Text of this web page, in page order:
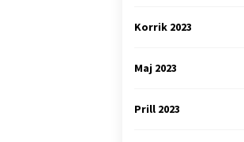
Korrik 2023
Maj 2023
Prill 2023